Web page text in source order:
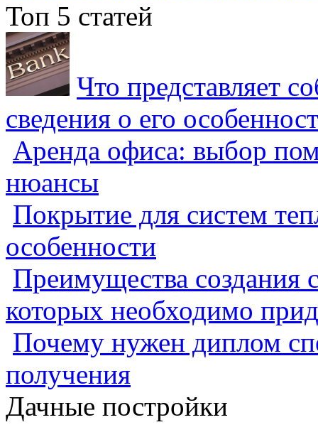
Топ 5 статей
Что представляет
сведения о его
Аренда офиса: выбор
нюансы
Покрытие для систем
особенности
Преимущества создания
которых необходимо
Почему нужен диплом
получения
Дачные постройки